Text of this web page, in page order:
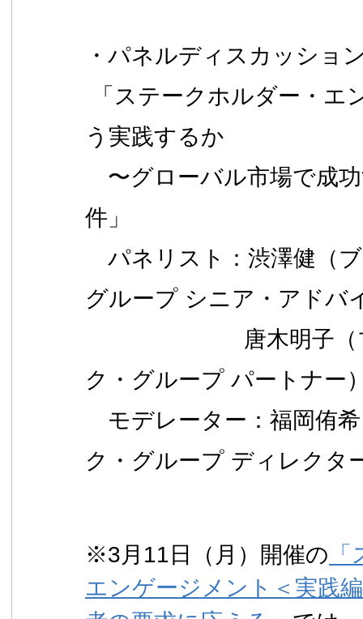
・パネルディスカッショ
「ステークホルダー・エ
う実践するか
〜グローバル市場で成
件」
パネリスト：渋澤健（
グループ シニア・アドバ
唐木明子（ブラ
ク・グループ パートナー
モデレーター：福岡侑
ク・グループ ディレクタ
※3月11日（月）開催の
エンゲージメント＜実践